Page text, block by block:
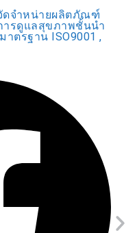
จำหน่ายผลิตภัณฑ์
ารดูแลสุขภาพชั้นนำ
าตรฐาน ISO9001 ,